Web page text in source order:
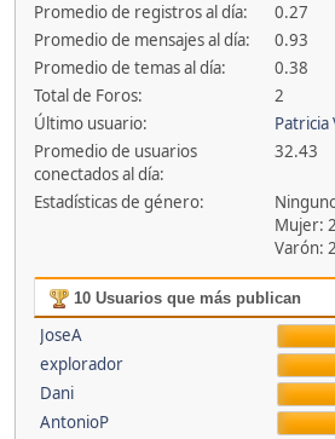
Promedio de registros al día:
0.27
Promedio de mensajes al día:
0.93
Promedio de temas al día:
0.38
Total de Foros:
2
Último usuario:
Promedio de usuarios
conectados al día:
32.43
Estadísticas de género:
Mujer:
Varón:
10 Usuarios que más publican
JoseA
explorador
Dani
AntonioP